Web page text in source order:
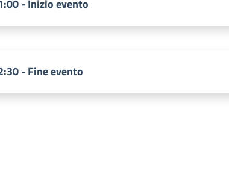
- Inizio evento
- Fine evento